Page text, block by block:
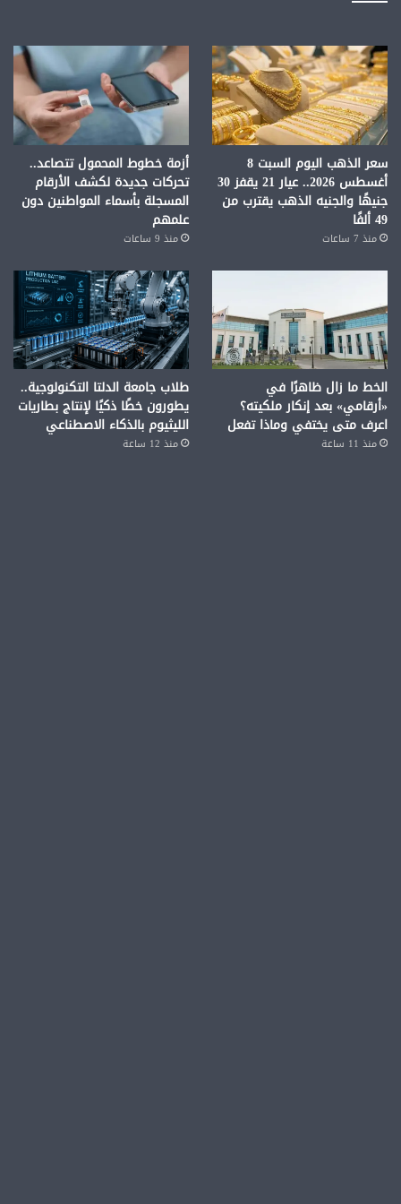
سعر الذهب اليوم السبت 8
أغسطس 2026.. عيار 21 يقفز 30
جنيهًا والجنيه الذهب يقترب من
49 ألفًا
منذ 7 ساعات
أزمة خطوط المحمول تتصاعد..
تحركات جديدة لكشف الأرقام
المسجلة بأسماء المواطنين دون
علمهم
منذ 9 ساعات
الخط ما زال ظاهرًا في
«أرقامي» بعد إنكار ملكيته؟
اعرف متى يختفي وماذا تفعل
منذ 11 ساعة
طلاب جامعة الدلتا التكنولوجية..
يطورون خطًا ذكيًا لإنتاج بطاريات
الليثيوم بالذكاء الاصطناعي
منذ 12 ساعة